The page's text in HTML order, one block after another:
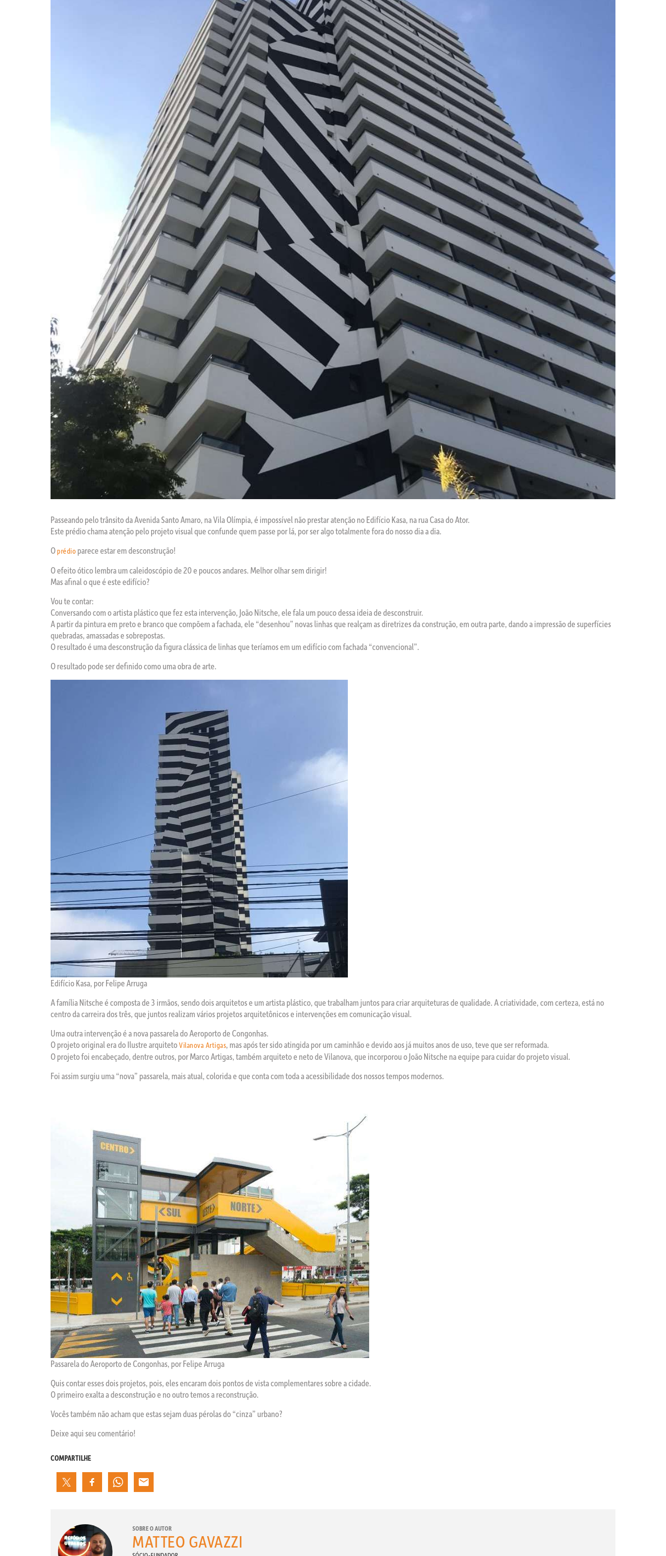
Passeando pelo trânsito da Avenida Santo Amaro, na Vila Olímpia, é impossível não prestar atenção no Edifício Kasa, na rua Casa do Ator.
Este prédio chama atenção pelo projeto visual que confunde quem passe por lá, por ser algo totalmente fora do nosso dia a dia.
Oprédio parece estar em desconstrução!
O efeito ótico lembra um caleidoscópio de 20 e poucos andares. Melhor olhar sem dirigir!
Mas afinal o que é este edifício?
Vou te contar:
Conversando com o artista plástico que fez esta intervenção, João Nitsche, ele fala um pouco dessa ideia de desconstruir.
A partir da pintura em preto e branco que compõem a fachada, ele “desenhou” novas linhas que realçam as diretrizes da construção, em outra parte, dando a impressão de superfícies
quebradas, amassadas e sobrepostas.
O resultado é uma desconstrução da figura clássica de linhas que teríamos em um edifício com fachada “convencional”.
O resultado pode ser definido como uma obra de arte.
Edifício Kasa, por Felipe Arruga
A família Nitsche é composta de 3 irmãos, sendo dois arquitetos e um artista plástico, que trabalham juntos para criar arquiteturas de qualidade. A criatividade, com certeza, está no
centro da carreira dos três, que juntos realizam vários projetos arquitetônicos e intervenções em comunicação visual.
Uma outra intervenção é a nova passarela do Aeroporto de Congonhas.
O projeto original era do Ilustre arquitetoVilanova Artigas, mas após ter sido atingida por um caminhão e devido aos já muitos anos de uso, teve que ser reformada.
O projeto foi encabeçado, dentre outros, por Marco Artigas, também arquiteto e neto de Vilanova, que incorporou o João Nitsche na equipe para cuidar do projeto visual.
Foi assim surgiu uma “nova” passarela, mais atual, colorida e que conta com toda a acessibilidade dos nossos tempos modernos.
Passarela do Aeroporto de Congonhas, por Felipe Arruga
Quis contar esses dois projetos, pois, eles encaram dois pontos de vista complementares sobre a cidade.
O primeiro exalta a desconstrução e no outro temos a reconstrução.
Vocês também não acham que estas sejam duas pérolas do “cinza” urbano?
Deixe aqui seu comentário!
COMPARTILHE
SOBRE O AUTOR
MATTEO GAVAZZI